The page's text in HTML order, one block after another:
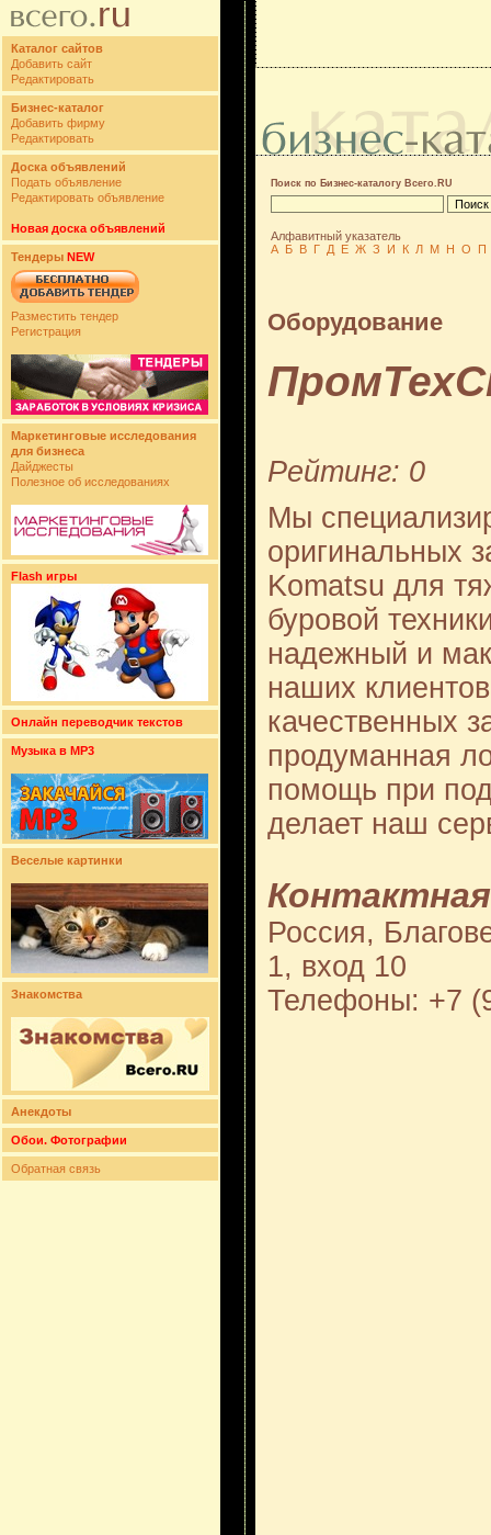
Каталог сайтов
Добавить сайт
Редактировать
Бизнес-каталог
Добавить фирму
Редактировать
Доска объявлений
Подать объявление
Редактировать объявление
Новая доска объявлений
Тендеры NEW
Разместить тендер
Регистрация
Маркетинговые исследования
для бизнеса
Дайджесты
Полезное об исследованиях
Flash игры
Онлайн переводчик текстов
Музыка в MP3
Веселые картинки
Знакомства
Анекдоты
Обои. Фотографии
Обратная связь
Поиск по Бизнес-каталогу Всего.RU
Алфавитный указатель
А Б В Г Д Е Ж З И К Л М Н О П
Оборудование
Рейтинг: 0
Мы
оригинальных
Komatsu для
буровой
надежный и
наших
качественных
продуманная
помощь при
делает наш
Россия,
1, вход 10
Телефоны: +7